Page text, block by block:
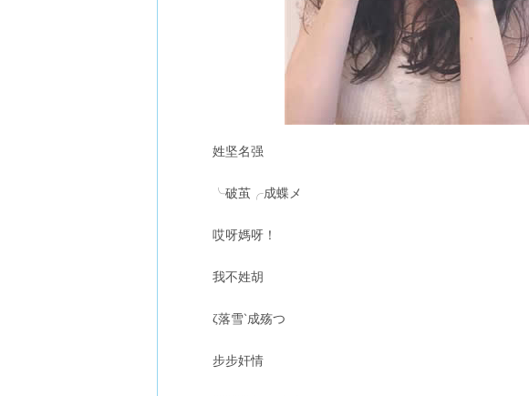
姓坚名强
╰破茧╭成蝶メ
哎呀媽呀！
我不姓胡
ζ落雪‵成殇つ
步步奸情ゝ